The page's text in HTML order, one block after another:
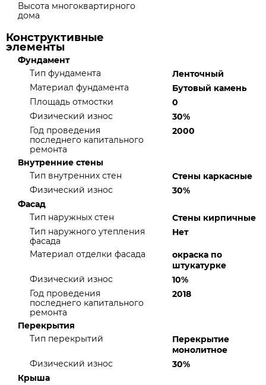
Высота многоквартирного
дома
Конструктивные
элементы
Фундамент
Тип фундамента
Ленточный
Материал фундамента
Бутовый камень
Площадь отмостки
0
Физический износ
30%
Год проведения
последнего капитального
ремонта
2000
Внутренние стены
Тип внутренних стен
Стены каркасные
Физический износ
30%
Фасад
Тип наружных стен
Стены кирпичные
Тип наружного утепления
фасада
Нет
Материал отделки фасада
окраска по
штукатурке
Физический износ
10%
Год проведения
последнего капитального
ремонта
2018
Перекрытия
Тип перекрытий
Перекрытие
монолитное
Физический износ
30%
Крыша